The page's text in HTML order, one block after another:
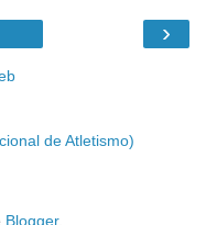
›
de Atletismo)
Blogger.